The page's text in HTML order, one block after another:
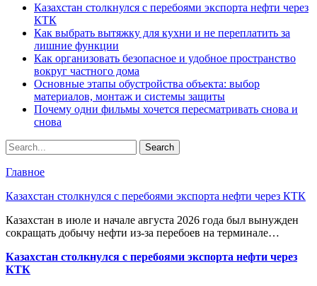
Казахстан столкнулся с перебоями экспорта нефти через
КТК
Как выбрать вытяжку для кухни и не переплатить за
лишние функции
Как организовать безопасное и удобное пространство
вокруг частного дома
Основные этапы обустройства объекта: выбор
материалов, монтаж и системы защиты
Почему одни фильмы хочется пересматривать снова и
снова
Главное
Казахстан столкнулся с перебоями экспорта нефти через КТК
Казахстан в июле и начале августа 2026 года был вынужден
сокращать добычу нефти из-за перебоев на терминале…
Казахстан столкнулся с перебоями экспорта нефти через
КТК